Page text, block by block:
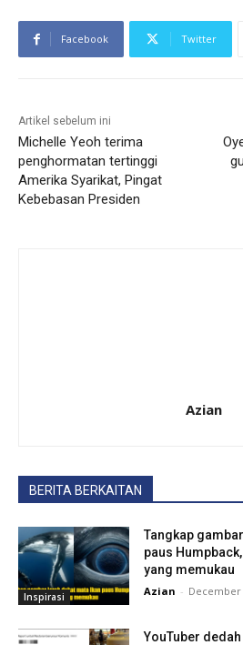
Facebook Twitter
Artikel sebelum ini
Michelle Yeoh terima
penghormatan tertinggi
Amerika Syarikat, Pingat
Kebebasan Presiden
Azian
BERITA BERKAITAN
Inspirasi
Tangkap
paus
yang memukau
Azian - December
YouTuber